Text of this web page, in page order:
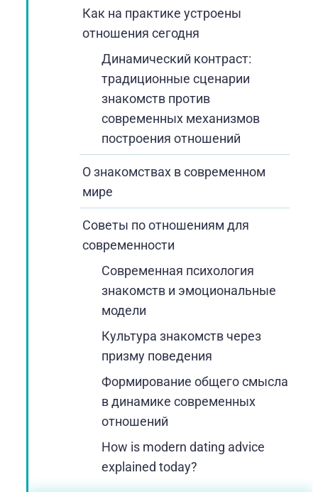
Как на практике устроены
отношения сегодня
Динамический контраст:
традиционные сценарии
знакомств против
современных механизмов
построения отношений
О знакомствах в современном
мире
Советы по отношениям для
современности
Современная психология
знакомств и эмоциональные
модели
Культура знакомств через
призму поведения
Формирование общего смысла
в динамике современных
отношений
How is modern dating advice
explained today?